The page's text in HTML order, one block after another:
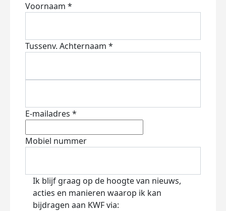
Voornaam *
Tussenv. Achternaam *
E-mailadres *
Mobiel nummer
Ik blijf graag op de hoogte van nieuws,
acties en manieren waarop ik kan
bijdragen aan KWF via: